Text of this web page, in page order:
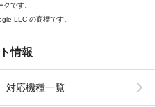
です。
LLC の商標です。
情報
対応機種一覧